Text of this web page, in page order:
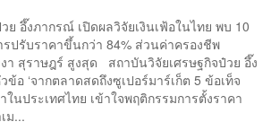
ย อึ๊งภากรณ์ เปิดผลวิจัยเงินเฟ้อในไทย พบ 10
ปรับราคาขึ้นกว่า 84% ส่วนค่าครองชีพ
า สุราษฎร์ สูงสุด สถาบันวิจัยเศรษฐกิจป๋วย อึ๊ง
อ ‘จากตลาดสดถึงซูเปอร์มาร์เก็ต 5 ข้อเท็จ
ในประเทศไทย เข้าใจพฤติกรรมการตั้งราคา
ม...